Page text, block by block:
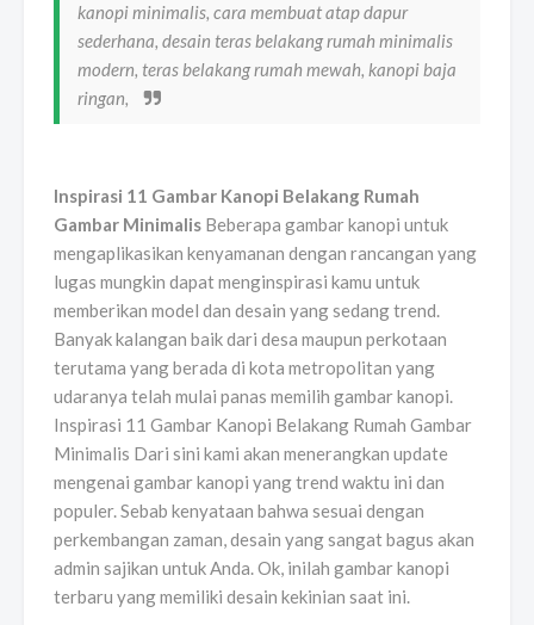
kanopi minimalis, cara membuat atap dapur
sederhana, desain teras belakang rumah minimalis
modern, teras belakang rumah mewah, kanopi baja
ringan,
Inspirasi 11 Gambar Kanopi Belakang Rumah
Gambar Minimalis Beberapa gambar kanopi untuk
mengaplikasikan kenyamanan dengan rancangan yang
lugas mungkin dapat menginspirasi kamu untuk
memberikan model dan desain yang sedang trend.
Banyak kalangan baik dari desa maupun perkotaan
terutama yang berada di kota metropolitan yang
udaranya telah mulai panas memilih gambar kanopi.
Inspirasi 11 Gambar Kanopi Belakang Rumah Gambar
Minimalis Dari sini kami akan menerangkan update
mengenai gambar kanopi yang trend waktu ini dan
populer. Sebab kenyataan bahwa sesuai dengan
perkembangan zaman, desain yang sangat bagus akan
admin sajikan untuk Anda. Ok, inilah gambar kanopi
terbaru yang memiliki desain kekinian saat ini.